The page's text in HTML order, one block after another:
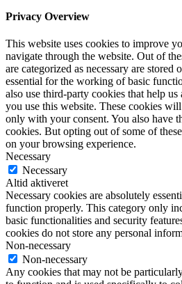
Privacy Overview
This website uses cookies to improve
navigate through the website. Out of
are categorized as necessary are stored
essential for the working of basic
also use third-party cookies that help
you use this website. These cookies
only with your consent. You also have
cookies. But opting out of some of
on your browsing experience.
Necessary
Necessary
Altid aktiveret
Necessary cookies are absolutely
function properly. This category only
basic functionalities and security
cookies do not store any personal
Non-necessary
Non-necessary
Any cookies that may not be